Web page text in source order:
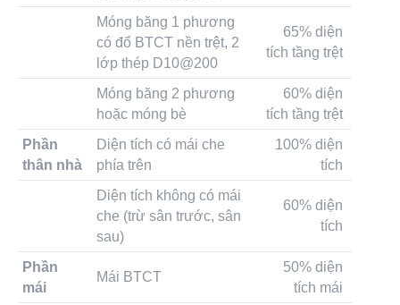
Móng băng 1 phương
có đổ BTCT nền trệt, 2
lớp thép D10@200
65% diện
tích tầng trệt
Móng băng 2 phương
hoặc móng bè
60% diện
tích tầng trệt
Phần
thân nhà
Diện tích có mái che
phía trên
100% diện
tích
Diện tích không có mái
che (trừ sân trước, sân
sau)
60% diện
tích
Phần
mái
Mái BTCT
50% diện
tích mái